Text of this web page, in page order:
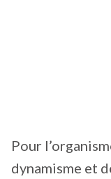
Pour
dynamisme et